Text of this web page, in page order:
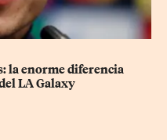
la enorme diferencia
LA Galaxy